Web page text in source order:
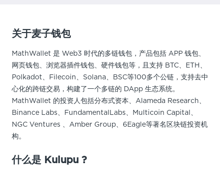
关于麦子钱包
MathWallet 是 Web3 时代的多链钱包，产品包括 APP 钱包、
网页钱包、浏览器插件钱包、硬件钱包等，且支持 BTC、ETH、
Polkadot、Filecoin、Solana、BSC等100多个公链，支持去中
心化的跨链交易，构建了一个多链的 DApp 生态系统。
MathWallet 的投资人包括分布式资本、Alameda Research、
Binance Labs、FundamentalLabs、Multicoin Capital、
NGC Ventures 、Amber Group、6Eagle等著名区块链投资机
构。
什么是 Kulupu ?